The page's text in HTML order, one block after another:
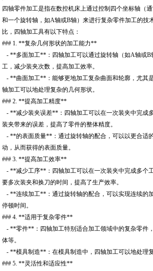
四轴零件加工是指在数控机床上通过控制四个坐标轴（
和一个旋转轴，如A轴或B轴）来进行复杂零件加工的技
比，四轴加工具有以下特点：
### 1. **复杂几何形状的加工能力**
- **多面加工**：四轴加工可以通过旋转轴（如A轴或B
工，减少装夹次数，提高加工效率。
- **曲面加工**：能够更地加工复杂曲面和轮廓，尤其
轴加工可以地处理复杂的几何形状。
### 2. **提高加工精度**
- **减少装夹误差**：四轴加工可以在一次装夹中完成
装夹带来的误差，提高了零件的整体精度。
- **的表面质量**：通过旋转轴的配合，可以以更合适
动，从而获得的表面质量。
### 3. **提高加工效率**
- **减少工序**：四轴加工可以在一次装夹中完成多个
要多次装夹和换刀的时间，提高了生产效率。
- **连续加工**：通过旋转轴的配合，可以实现连续的
停顿时间。
### 4. **适用于复杂零件**
- **零件**：四轴加工特别适合加工领域中的复杂零件
体等。
- **模具制造**：在模具制造中，四轴加工可以地处理
### 5. **灵活性和适应性**